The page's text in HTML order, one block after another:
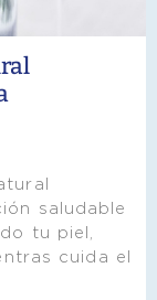
saludable
tu piel,
cuida el